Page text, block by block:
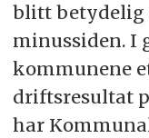
blitt betydelig
minussiden. I
kommunene
driftsresultat
har